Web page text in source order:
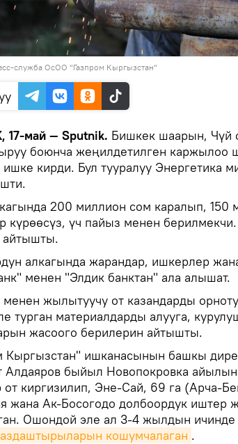
служба ОсОО "Газпром Кыргызстан"
май — Sputnik. Бишкек шаарын, Чүй
боюнча жеңилдетилген каржылоо
кирди. Бул тууралуу Энергетика
200 миллион сом каралып, 150
күрөөсүз, үч пайыз менен
айтышты.
алкагында жарандар, ишкерлер
менен "Элдик банктан" ала алышат.
менен жылытуучу от казандарды
турган материалдарды алууга,
жасоого берилерин айтышты.
Кыргызстан" ишканасынын башкы
Алдаяров быйыл Новопокровка
от киргизилип, Эне-Сай, 69 га (Арча-
жана Ак-Босогодо долбоордук иштер
Ошондой эле ал 3-4 жылдын ичинде
кошумчалаган .